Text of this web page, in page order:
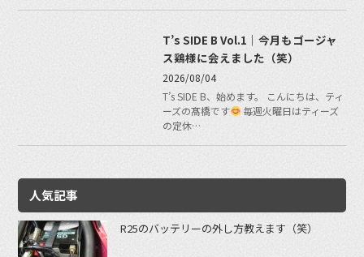
T’s SIDE B Vol.1｜今月もゴージャ
ス鶏様に会えました（笑）
2026/08/04
T’s SIDE B、始めます。 こんにちは、ティ
ーズの髙橋です
毎週火曜日はティーズ
の定休…
人気記事
R25のバッテリーの外し方教えます（笑）